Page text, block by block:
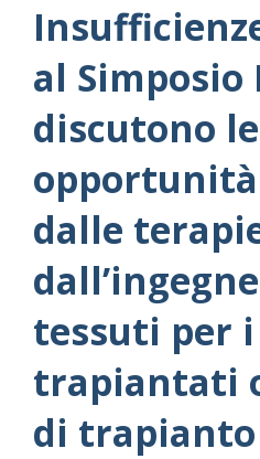
al Simposio
discutono
dalle
tessuti per
trapiantati
di trapianto